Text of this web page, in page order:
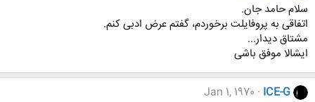
سلام حامد جان.
اتفاقی به پروفایلت برخوردم، گفتم عرض ادبی کنم.
مشتاق دیدار...
ایشالا موفق باشی
ICE-G
Jan 1, 1970